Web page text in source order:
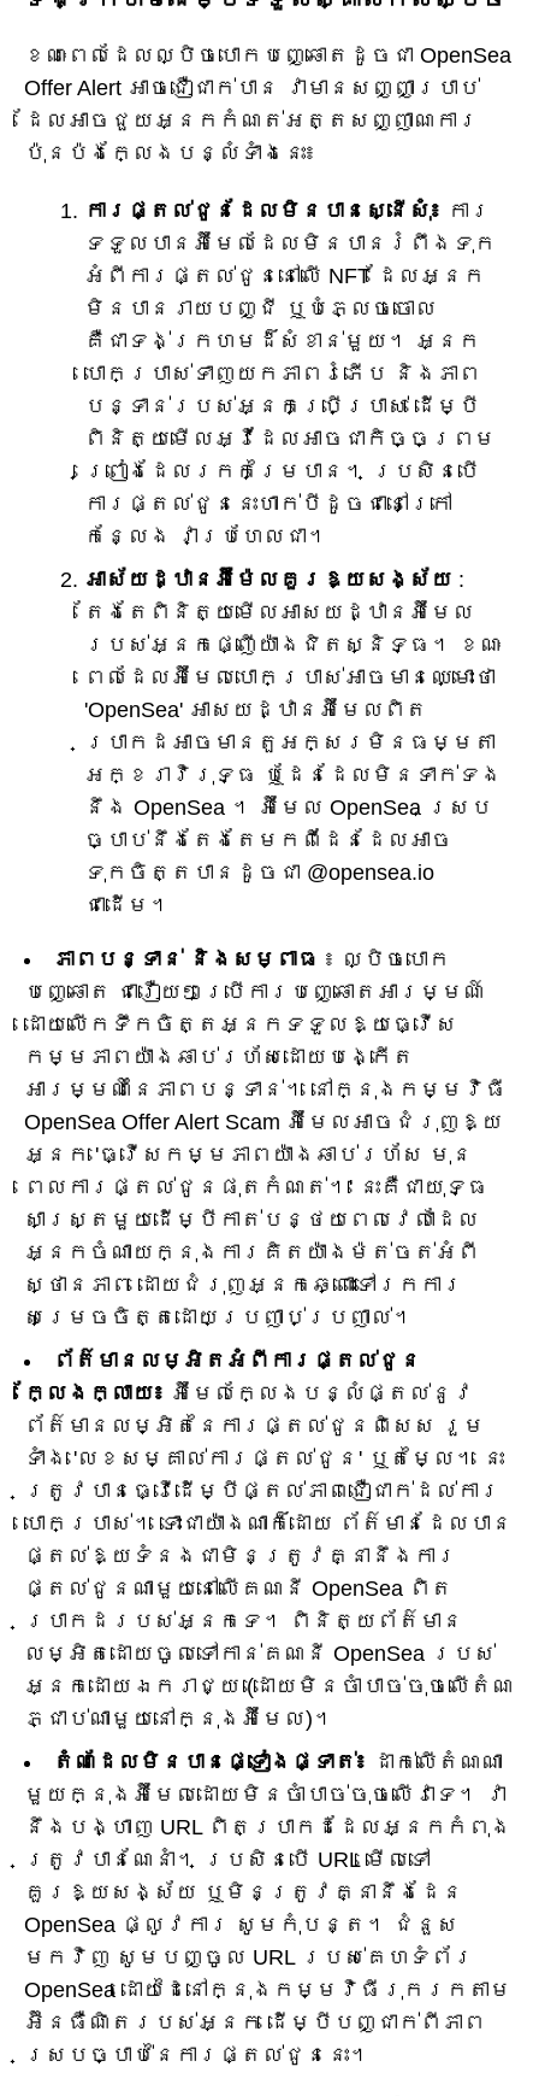
ខណៈពេលដែលល្បិចបោកបញ្ឆោតដូចជា OpenSea
Offer Alert អាចជឿជាក់បាន វាមានសញ្ញាប្រាប់
ដែលអាចជួយអ្នកកំណត់អត្តសញ្ញាណការ
ប៉ុនប៉ងក្លែងបន្លំទាំងនេះ៖
ការផ្តល់ជូនដែលមិនបានស្នើសុំ៖ ការ
ទទួលបានអ៊ីមែលដែលមិនបានរំពឹងទុក
អំពីការផ្តល់ជូននៅលើ NFT ដែលអ្នក
មិនបានរាយបញ្ជី ឬបំភ្លេចចោល
គឺជាទង់ក្រហមដ៏សំខាន់មួយ។ អ្នក
បោកប្រាស់ទាញយកភាពរំភើប និងភាព
បន្ទាន់របស់អ្នកប្រើប្រាស់ ដើម្បី
ពិនិត្យមើលអ្វីដែលអាចជាកិច្ចព្រម
ព្រៀងដែលរកកម្រៃបាន។ ប្រសិនបើ
ការផ្តល់ជូននេះហាក់បីដូចជានៅក្រៅ
កន្លែង វាប្រហែលជា។
អាស័យដ្ឋាន​អ៊ី​ម៉ែ​ល​គួរ​ឱ្យ​សង្ស័យ ​:
តែងតែ​ពិនិត្យ​មើល​អាសយដ្ឋាន​អ៊ីមែល​
របស់​អ្នក​ផ្ញើ​យ៉ាង​ជិតស្និទ្ធ​។ ខណៈ
ពេលដែលអ៊ីមែលបោកប្រាស់អាចមានឈ្មោះថា
'OpenSea' អាសយដ្ឋានអ៊ីមែលពិត
ប្រាកដអាចមានតួអក្សរមិនធម្មតា
អក្ខរាវិរុទ្ធ ឬដែនដែលមិនទាក់ទង
នឹង OpenSea ។ អ៊ីមែល OpenSea ស្រប
ច្បាប់នឹងតែងតែមកពីដែនដែលអាច
ទុកចិត្តបានដូចជា @opensea.io
ជាដើម។
ភាពបន្ទាន់ និងសម្ពាធ ៖ ល្បិចបោក
បញ្ឆោត ជារឿយៗប្រើការបញ្ឆោតអារម្មណ៍
ដោយលើកទឹកចិត្តអ្នកទទួលឱ្យធ្វើស
កម្មភាពយ៉ាងឆាប់រហ័សដោយបង្កើត
អារម្មណ៍នៃភាពបន្ទាន់។ នៅក្នុងកម្មវិធី
OpenSea Offer Alert Scam អ៊ីមែលអាចជំរុញឱ្យ
អ្នក 'ធ្វើសកម្មភាពយ៉ាងឆាប់រហ័ស មុន
ពេលការផ្តល់ជូនផុតកំណត់។' នេះគឺជាយុទ្ធ
សាស្ត្រមួយដើម្បីកាត់បន្ថយពេលវេលាដែល
អ្នកចំណាយក្នុងការគិតយ៉ាងម៉ត់ចត់អំពី
ស្ថានភាព ដោយជំរុញអ្នកឆ្ពោះទៅរកការ
សម្រេចចិត្តដោយប្រញាប់ប្រញាល់។
ព័ត៌មានលម្អិតអំពីការផ្តល់ជូន
ក្លែងក្លាយ៖ អ៊ីមែលក្លែងបន្លំផ្តល់នូវ
ព័ត៌មានលម្អិតនៃការផ្តល់ជូនពិសេស រួម
ទាំង 'លេខសម្គាល់ការផ្តល់ជូន' ឬតម្លៃ។ នេះ
ត្រូវបានធ្វើដើម្បីផ្តល់ភាពជឿជាក់ដល់ការ
បោកប្រាស់។ ទោះជាយ៉ាងណាក៏ដោយ ព័ត៌មានដែលបាន
ផ្តល់ឱ្យទំនងជាមិនត្រូវគ្នានឹងការ
ផ្តល់ជូនណាមួយនៅលើគណនី OpenSea ពិត
ប្រាកដរបស់អ្នកទេ។ ពិនិត្យព័ត៌មាន
លម្អិតដោយចូលទៅកាន់គណនី OpenSea របស់
អ្នកដោយឯករាជ្យ (ដោយមិនចាំបាច់ចុចលើតំណ
ភ្ជាប់ណាមួយនៅក្នុងអ៊ីមែល)។
តំណ​ដែល​មិន​បាន​ផ្ទៀងផ្ទាត់៖ ដាក់​លើ​តំណ​ណា​
មួយ​ក្នុង​អ៊ីមែល​ដោយ​មិន​ចាំបាច់​ចុច​លើ​វា​ទេ។ វា
នឹងបង្ហាញ URL ពិតប្រាកដដែលអ្នកកំពុង
ត្រូវបានណែនាំ។ ប្រសិនបើ URL មើលទៅ
គួរឱ្យសង្ស័យ ឬមិនត្រូវគ្នានឹងដែន
OpenSea ផ្លូវការ សូមកុំបន្ត។ ជំនួស
មកវិញ សូមបញ្ចូល URL របស់គេហទំព័រ
OpenSea ដោយដៃនៅក្នុងកម្មវិធីរុករកតាម
អ៊ីនធឺណិតរបស់អ្នក ដើម្បីបញ្ជាក់ពីភាព
ស្របច្បាប់នៃការផ្តល់ជូននេះ។